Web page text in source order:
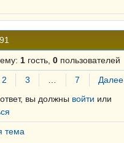
1гость, 0пользователей
2 3 7
Далее
вы должны войти или
тема